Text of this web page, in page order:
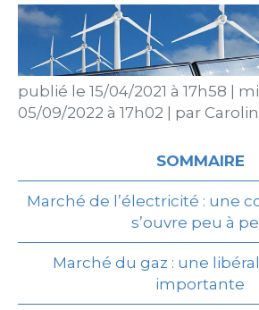
publié le 15/04/2021 à 17h58
05/09/2022 à 17h02
par
SOMMAIRE
Marché de l’électricité : une
s’ouvre peu à
Marché du gaz : une
importante